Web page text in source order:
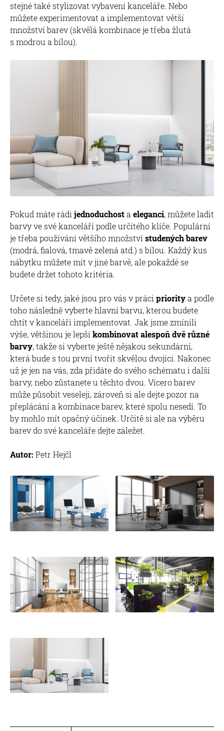
stejné také stylizovat vybavení kanceláře. Nebo
můžete experimentovat a implementovat větší
množství barev (skvělá kombinace je třeba žlutá
s modrou a bílou).
Pokud máte rádi jednoduchosta eleganci, můžete ladit
barvy ve své kanceláři podle určitého klíče. Populární
je třeba používání většího množství studených barev
(modrá, fialová, tmavě zelená atd.) s bílou. Každý kus
nábytku můžete mít v jiné barvě, ale pokaždé se
budete držet tohoto kritéria.
Určete si tedy, jaké jsou pro vás v práci prioritya podle
toho následně vyberte hlavní barvu, kterou budete
chtít v kanceláři implementovat. Jak jsme zmínili
výše, většinou je lepší kombinovat alespoň dvě různé
barvy, takže si vyberte ještě nějakou sekundární,
která bude s tou první tvořit skvělou dvojici. Nakonec
už je jen na vás, zda přidáte do svého schématu i další
barvy, nebo zůstanete u těchto dvou. Vícero barev
může působit veseleji, zároveň si ale dejte pozor na
přeplácání a kombinace barev, které spolu nesedí. To
by mohlo mít opačný účinek. Určitě si ale na výběru
barev do své kanceláře dejte záležet.
Autor: Petr Hejčl